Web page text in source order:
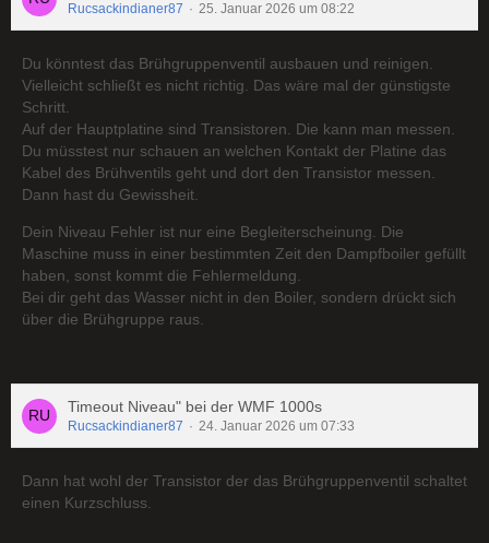
Rucsackindianer87 25. Januar 2026 um 08:22
Du könntest das Brühgruppenventil ausbauen und reinigen.
Vielleicht schließt es nicht richtig. Das wäre mal der günstigste
Schritt.
Auf der Hauptplatine sind Transistoren. Die kann man messen.
Du müsstest nur schauen an welchen Kontakt der Platine das
Kabel des Brühventils geht und dort den Transistor messen.
Dann hast du Gewissheit.
Dein Niveau Fehler ist nur eine Begleiterscheinung. Die
Maschine muss in einer bestimmten Zeit den Dampfboiler gefüllt
haben, sonst kommt die Fehlermeldung.
Bei dir geht das Wasser nicht in den Boiler, sondern drückt sich
über die Brühgruppe raus.
Timeout Niveau" bei der WMF 1000s
Rucsackindianer87 24. Januar 2026 um 07:33
Dann hat wohl der Transistor der das Brühgruppenventil schaltet
einen Kurzschluss.